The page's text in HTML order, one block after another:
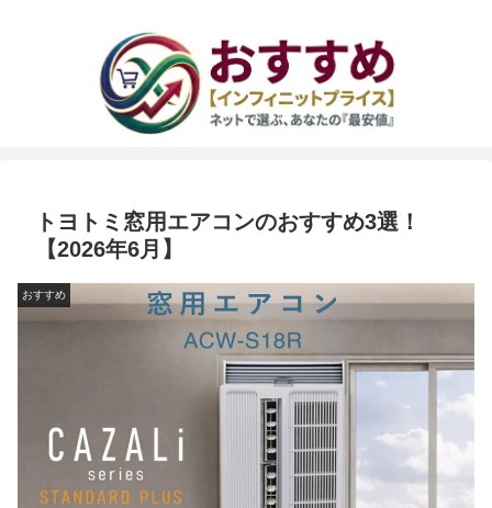
トヨトミ窓用エアコンのおすすめ3選！
【2026年6月】
おすすめ